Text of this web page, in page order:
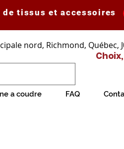
de tissus et accessoires
nord, Richmond, Québec,
a coudre FAQ